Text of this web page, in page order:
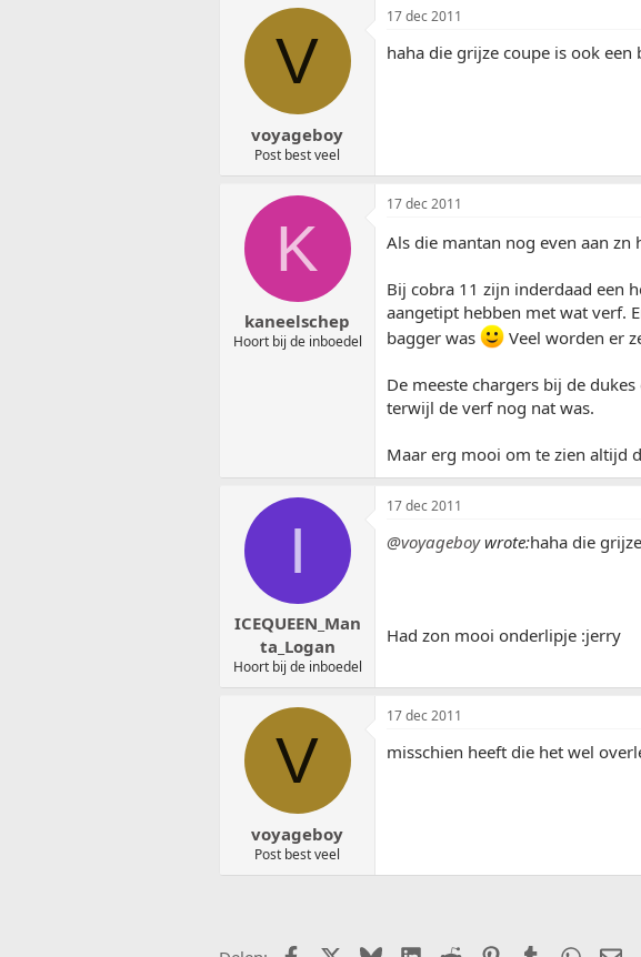
V
voyageboy
Post best veel
17 dec 2011
haha die grijze coupe is ook
K
kaneelschep
Hoort bij de inboedel
17 dec 2011
Als die mantan nog even aan
Bij cobra 11 zijn inderdaad een
aangetipt hebben met wat verf.
bagger was
Veel worden er
De meeste chargers bij de
terwijl de verf nog nat was.
Maar erg mooi om te zien altijd
I
ICEQUEEN_Man
ta_Logan
Hoort bij de inboedel
17 dec 2011
@voyageboywrote:haha die
Had zon mooi onderlipje :jerry
V
voyageboy
Post best veel
17 dec 2011
misschien heeft die het wel